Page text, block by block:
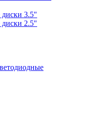
3.5"
2.5"